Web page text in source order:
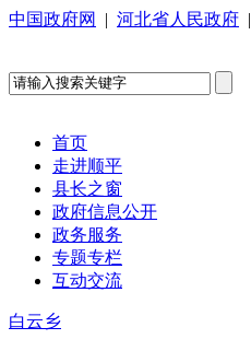
中国政府网 | 河北省人民政府 |
首页
走进顺平
县长之窗
政府信息公开
政务服务
专题专栏
互动交流
白云乡